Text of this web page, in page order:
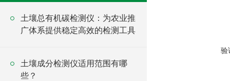
验
土壤总有机碳检测仪：为农业推
广体系提供稳定高效的检测工具
土壤成分检测仪适用范围有哪
些？